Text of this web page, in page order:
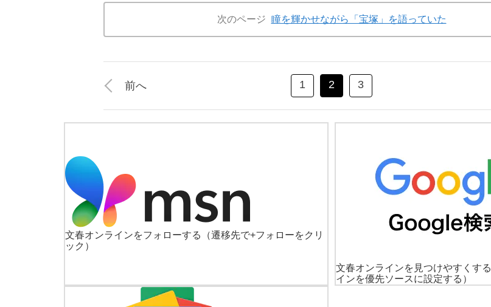
次のページ 瞳を輝かせながら「宝塚」を語っていた
前へ 1 2 3
文春オンラインをフォローする
（遷移先で+フォローをクリ
ック）
文春オンラインを見つけやすくする
インを優先ソースに設定する）